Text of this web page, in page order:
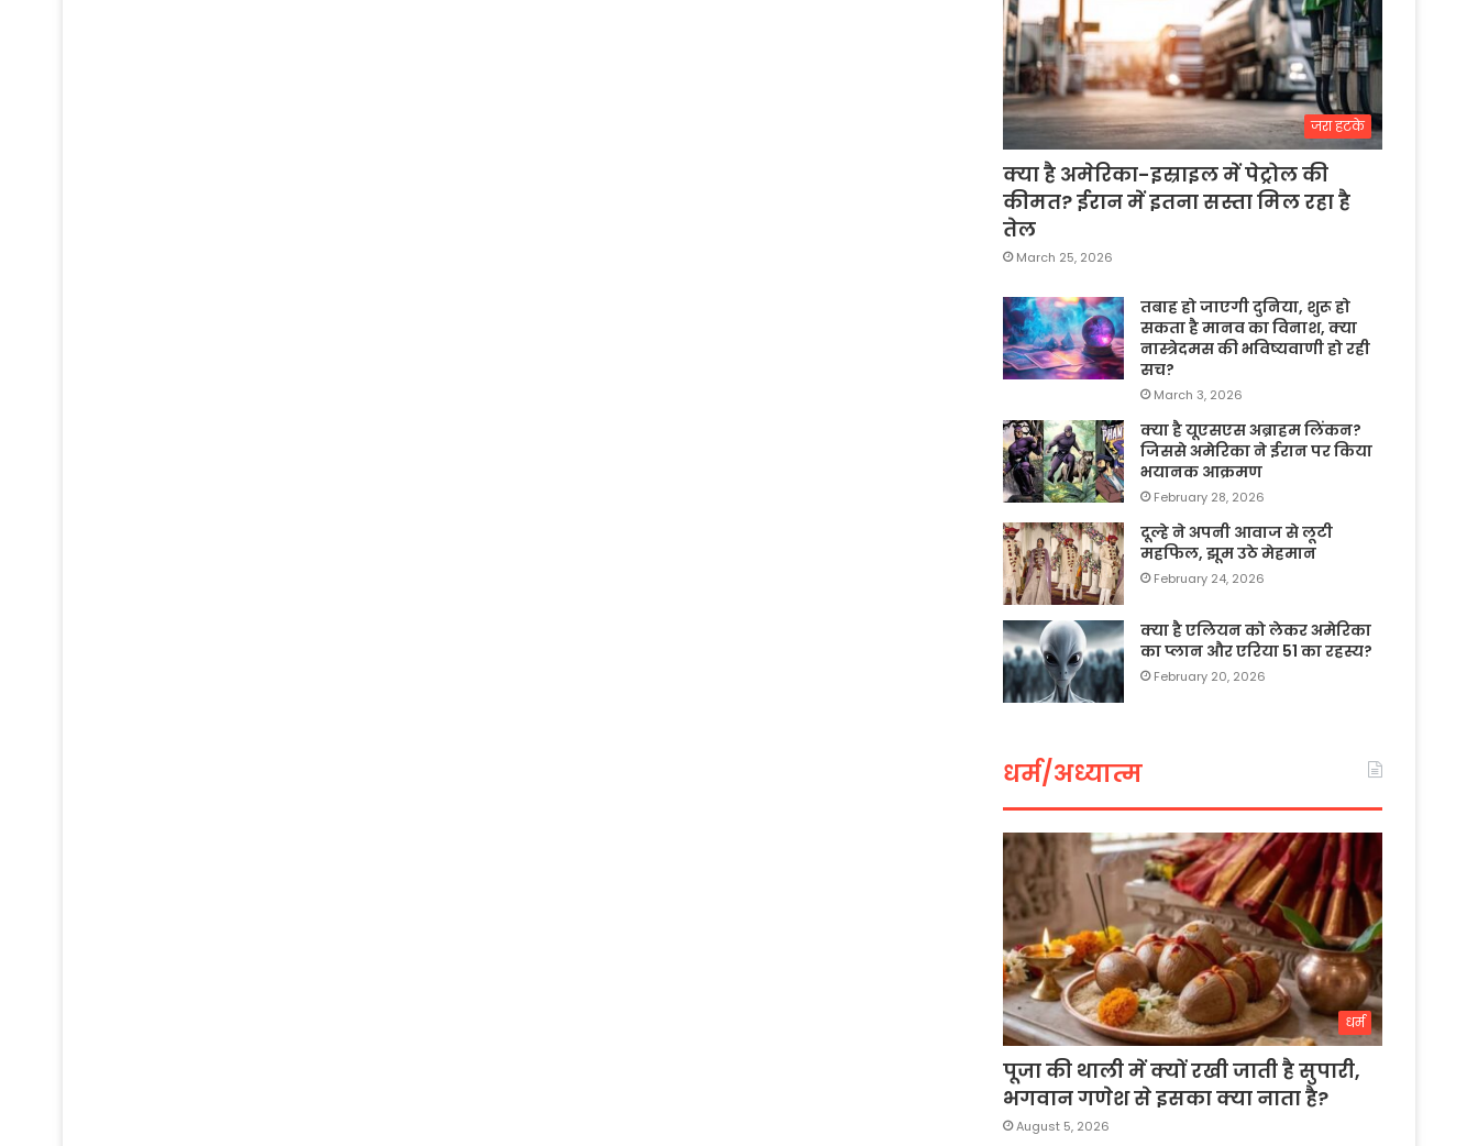
जरा हटके
क्या है अमेरिका-इस्राइल में पेट्रोल की
कीमत? ईरान में इतना सस्ता मिल रहा है
तेल
March 25, 2026
तबाह हो जाएगी दुनिया, शुरू हो
सकता है मानव का विनाश, क्या
नास्त्रेदमस की भविष्यवाणी हो रही
सच?
March 3, 2026
क्या है यूएसएस अब्राहम लिंकन?
जिससे अमेरिका ने ईरान पर किया
भयानक आक्रमण
February 28, 2026
दूल्हे ने अपनी आवाज से लूटी
महफिल, झूम उठे मेहमान
February 24, 2026
क्या है एलियन को लेकर अमेरिका
का प्लान और एरिया 51 का रहस्य?
February 20, 2026
धर्म/अध्यात्म
धर्म
पूजा की थाली में क्यों रखी जाती है सुपारी,
भगवान गणेश से इसका क्या नाता है?
August 5, 2026